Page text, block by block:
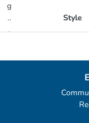
g
..
.
Style